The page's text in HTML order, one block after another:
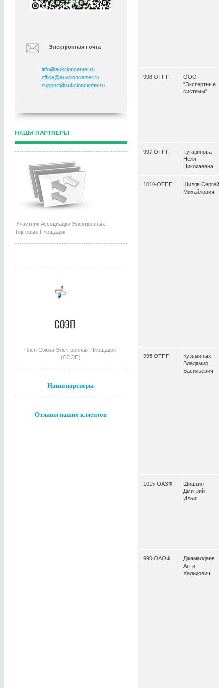
Электронная почта
info@aukcioncenter.ru
office@aukcioncenter.ru
support@aukcioncenter.ru
НАШИ ПАРТНЕРЫ
Участник Ассоциации Электронных
Торговых Площадок
Член Союза Электронных Площадок
(СОЭП)
Наши партнеры
Отзывы наших клиентов
998-ОТПП
ООО
"Экспертные
системы"
997-ОТПП
Тугаринова
Неля
Николаевна
1010-ОТПП
Шилов Сергей
Михайлович
995-ОТПП
Кузьминых
Владимир
Васильевич
1015-ОАЗФ
Шишкин
Дмитрий
Ильич
990-ОАОФ
Джамалдаев
Апти
Халидович